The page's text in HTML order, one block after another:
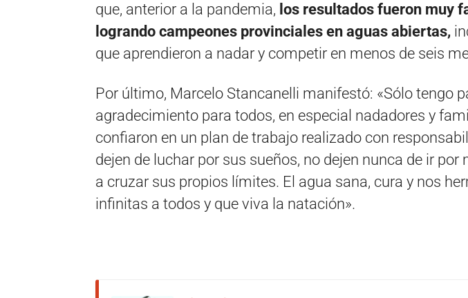
que, anterior a la pandemia, los resultados fueron muy
logrando campeones provinciales en aguas abiertas,
que aprendieron a nadar y competir en menos de seis
Por último, Marcelo Stancanelli manifestó: «Sólo tengo
agradecimiento para todos, en especial nadadores y
confiaron en un plan de trabajo realizado con
dejen de luchar por sus sueños, no dejen nunca de ir por
a cruzar sus propios límites. El agua sana, cura y nos
infinitas a todos y que viva la natación».